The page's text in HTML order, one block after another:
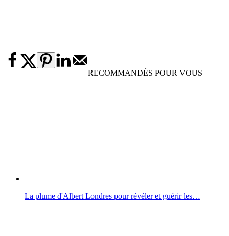
RECOMMANDÉS POUR VOUS
La plume d'Albert Londres pour révéler et guérir les…